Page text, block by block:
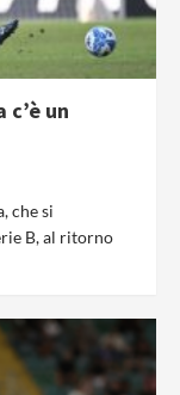
un
che si
B, al ritorno